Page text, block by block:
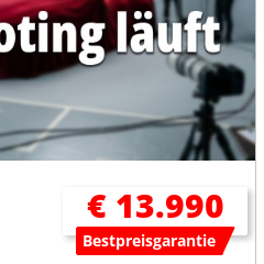
€ 13.990
Bestpreisgarantie